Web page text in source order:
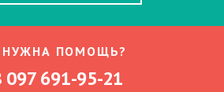
ПОМОЩЬ?
097 691-95-21